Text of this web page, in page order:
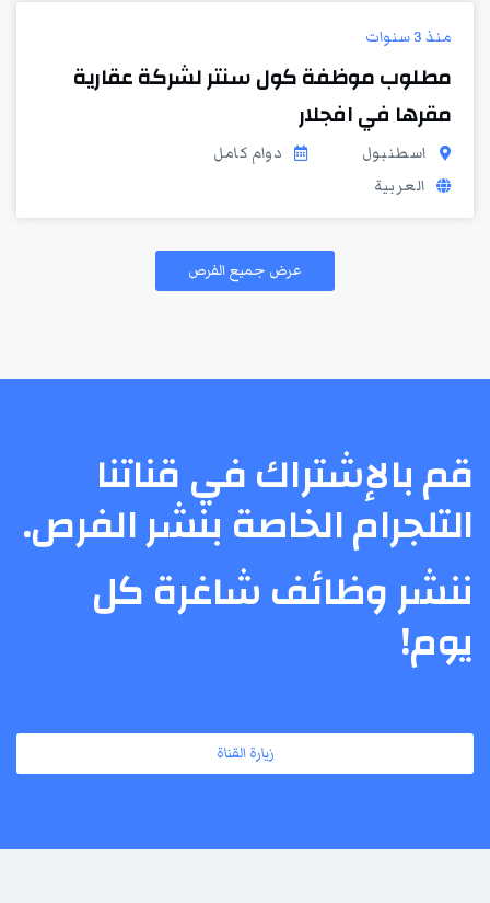
منذ 3 سنوات
مطلوب موظفة كول سنتر لشركة عقارية
مقرها في افجلار
اسطنبول
دوام كامل
العربية
عرض جميع الفرص
قم بالإشتراك في قناتنا
التلجرام الخاصة بنشر الفرص.
ننشر وظائف شاغرة كل
يوم!
زيارة القناة